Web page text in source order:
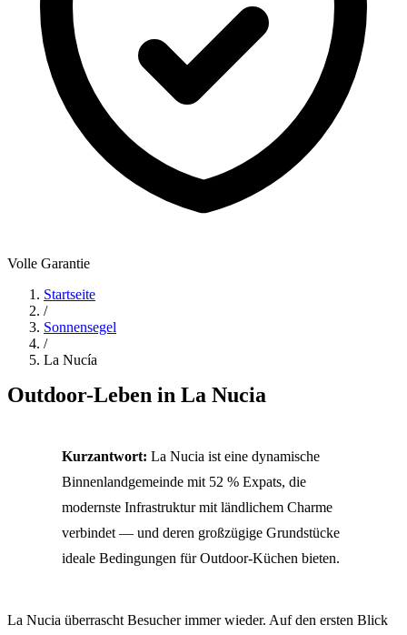
Volle Garantie
Startseite
/
Sonnensegel
/
La Nucía
Outdoor-Leben in La Nucia
Kurzantwort: La Nucia ist eine dynamische
Binnenlandgemeinde mit 52 % Expats, die
modernste Infrastruktur mit ländlichem Charme
verbindet — und deren großzügige Grundstücke
ideale Bedingungen für Outdoor-Küchen bieten.
La Nucia überrascht Besucher immer wieder. Auf den ersten Blick